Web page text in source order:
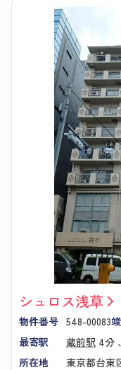
シュロス浅草
物件番号 548-00083
最寄駅
蔵前駅 4分
所在地
東京都台東